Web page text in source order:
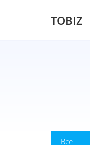
TOBIZ
Все